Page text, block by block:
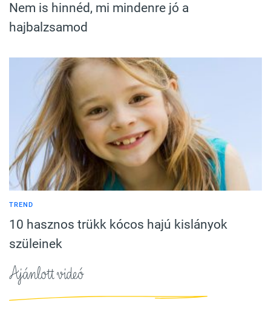
Nem is hinnéd, mi mindenre jó a
hajbalzsamod
TREND
10 hasznos trükk kócos hajú kislányok
szüleinek
Ajánlott videó